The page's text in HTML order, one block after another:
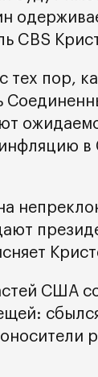
CBS
тех пор,
США